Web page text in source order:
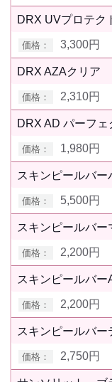
DRX UVプロテク
3,300円
DRX AZAクリア
2,310円
DRX AD パーフ
1,980円
スキンピールバー
5,500円
スキンピールバー
2,200円
スキンピールバー
2,200円
スキンピールバー
2,750円